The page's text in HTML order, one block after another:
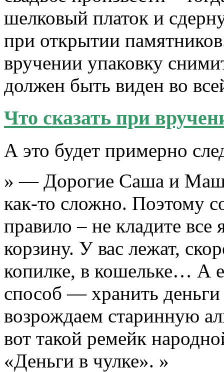
шелковый платок и
при открытии
вручении упаковку
должен быть виден во
Что сказать при
А это будет примерно
» — Дорогие Саша и
как-то сложно. Поэтому
правило – не кладите все
корзину. У вас лежат,
копилке, в кошельке… А
способ — хранить
возрождаем старинную
вот такой ремейк
«Деньги в чулке». »